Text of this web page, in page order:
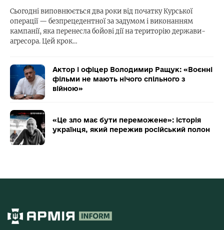
Сьогодні виповнюється два роки від початку Курської
операції — безпрецедентної за задумом і виконанням
кампанії, яка перенесла бойові дії на територію держави-
агресора. Цей крок…
Актор і офіцер Володимир Ращук: «Воєнні
фільми не мають нічого спільного з
війною»
«Це зло має бути переможене»: історія
українця, який пережив російський полон